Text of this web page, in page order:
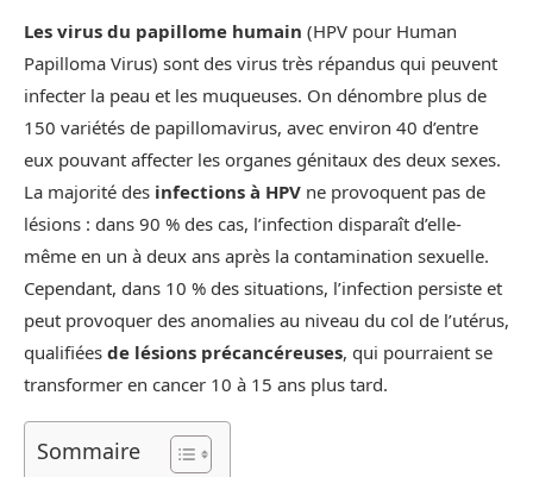
Les virus du papillome humain (HPV pour Human
Papilloma Virus) sont des virus très répandus qui peuvent
infecter la peau et les muqueuses. On dénombre plus de
150 variétés de papillomavirus, avec environ 40 d’entre
eux pouvant affecter les organes génitaux des deux sexes.
La majorité des infections à HPV ne provoquent pas de
lésions : dans 90 % des cas, l’infection disparaît d’elle-
même en un à deux ans après la contamination sexuelle.
Cependant, dans 10 % des situations, l’infection persiste et
peut provoquer des anomalies au niveau du col de l’utérus,
qualifiées de lésions précancéreuses, qui pourraient se
transformer en cancer 10 à 15 ans plus tard.
Sommaire